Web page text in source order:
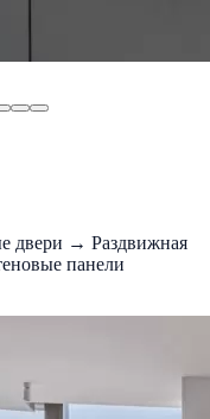
двери → Раздвижная
панели